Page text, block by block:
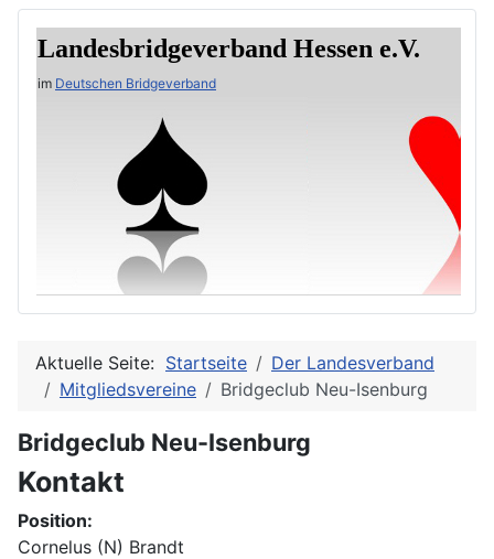
Landesbridgeverband Hessen e.V.
im Deutschen Bridgeverband
Aktuelle Seite: Startseite
Der Landesverband
Mitgliedsvereine
Bridgeclub Neu-Isenburg
Bridgeclub Neu-Isenburg
Kontakt
Position:
Cornelus (N) Brandt